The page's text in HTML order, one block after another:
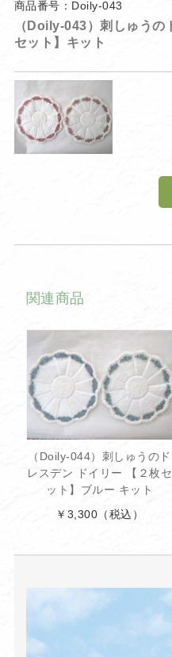
商品番号：Doily-043
（Doily-043）刺しゅうの
セット】キット
関連商品
（Doily-044）刺しゅうのド
レスデン ドイリー 【２枚セ
ット】ブルー キット
￥3,300 （税込）